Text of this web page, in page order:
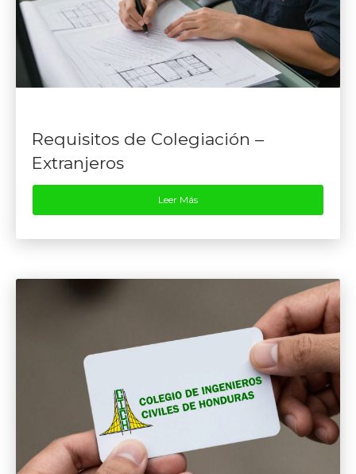
Requisitos de Colegiación –
Extranjeros
Leer Más